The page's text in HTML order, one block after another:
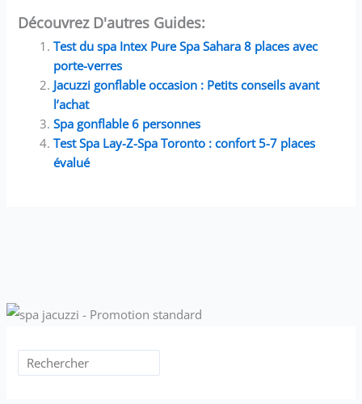
facile à déplacer, afin que
agencement de meubles
d'extérieur personnalisé.
haut de gamme, soumis à
stricts, pour un mobilier
du produit, n'hésitez pas
professionnel vous
répondra dans les 24
Découvrez D'autres Guides:
Test du spa Intex Pure Spa Sahara 8 places avec
porte-verres
Jacuzzi gonflable occasion : Petits conseils avant
l’achat
Spa gonflable 6 personnes
Test Spa Lay-Z-Spa Toronto : confort 5-7 places
évalué